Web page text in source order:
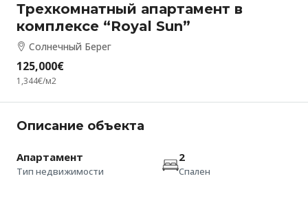
Трехкомнатный апартамент в
комплексе “Royal Sun”
Солнечный Берег
125,000€
1,344€/м2
Описание объекта
Апартамент
Тип недвижимости
2
Спален